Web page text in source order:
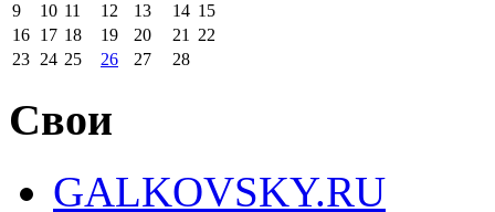
9
10 11 12 13 14 15
16 17 18 19 20 21
22
23 24 25 26 27 28
Свои
GALKOVSKY.RU